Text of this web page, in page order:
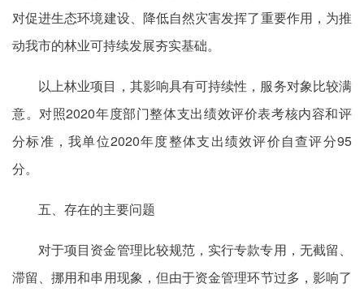
对促进生态环境建设、降低自然灾害发挥了重要作用，为推
动我市的林业可持续发展夯实基础。
以上林业项目，其影响具有可持续性，服务对象比较满
意。对照2020年度部门整体支出绩效评价表考核内容和评
分标准，我单位2020年度整体支出绩效评价自查评分95
分。
五、存在的主要问题
对于项目资金管理比较规范，实行专款专用，无截留、
滞留、挪用和串用现象，但由于资金管理环节过多，影响了